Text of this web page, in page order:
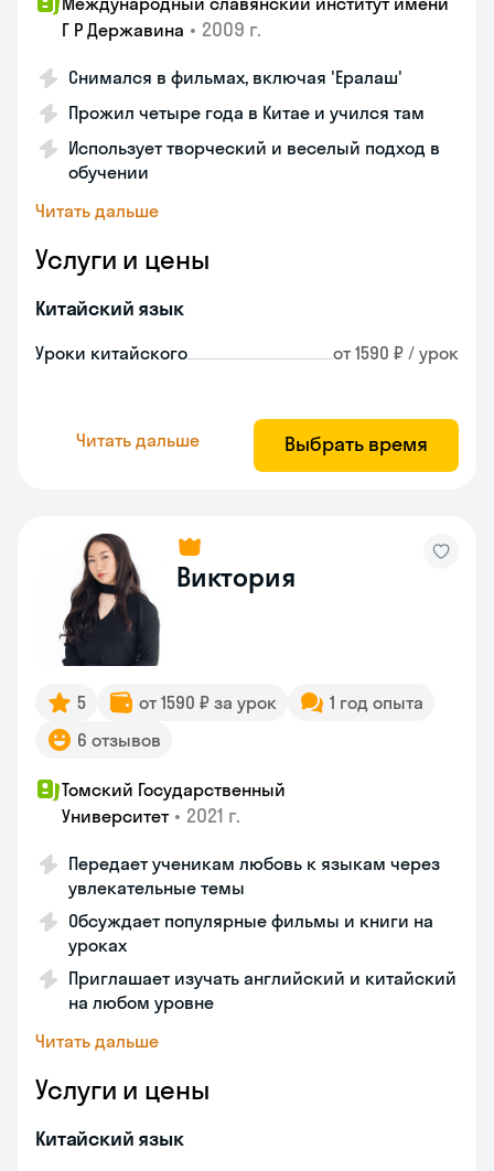
Г Р Державина • 2009 г.
Снимался в фильмах, включая 'Ералаш'
Прожил четыре года в Китае и учился там
Использует творческий и веселый подход в
обучении
Читать дальше
Услуги и цены
Китайский язык
Уроки китайского от 1590 ₽ / урок
Читать дальше Выбрать время
Виктория
5 от 1590 ₽ за урок
1 год опыта
6 отзывов
Томский Государственный
Университет • 2021 г.
Передает ученикам любовь к языкам через
увлекательные темы
Обсуждает популярные фильмы и книги на
уроках
Приглашает изучать английский и китайский
на любом уровне
Читать дальше
Услуги и цены
Китайский язык